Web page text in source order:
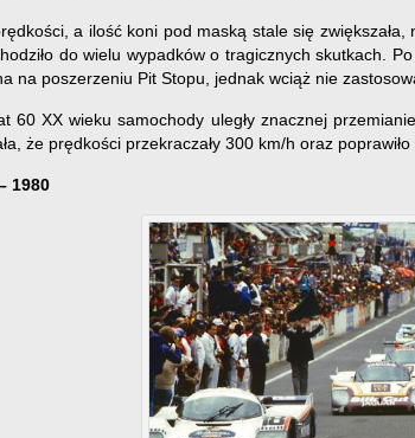
a ilość koni pod maską stale się
do wielu wypadków o tragicznych skutkach.
na poszerzeniu Pit Stopu, jednak wciąż nie
60 XX wieku samochody uległy znacznej
że prędkości przekraczały 300 km/h oraz
1980